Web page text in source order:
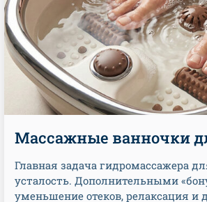
Массажные ванночки
Главная задача гидромассажера
усталость. Дополнительными
уменьшение отеков, релаксация и